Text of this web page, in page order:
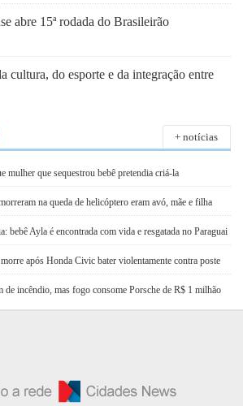
abre 15ª rodada do Brasileirão
cultura, do esporte e da integração entre
+ notícias
mulher que sequestrou bebê pretendia criá-la
na queda de helicóptero eram avó, mãe e filha
bebê Ayla é encontrada com vida e resgatada no Paraguai
após Honda Civic bater violentamente contra poste
de incêndio, mas fogo consome Porsche de R$ 1 milhão